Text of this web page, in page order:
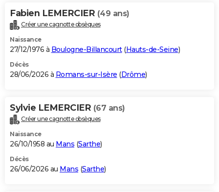
Bricolage
Lifestyle
Culture
Sport
Auto
Television
Voyage
Cinema
Fabien LEMERCIER (49 ans)
Créer une cagnotte obsèques
Naissance
27/12/1976 à Boulogne-Billancourt(Hauts-de-Seine)
Décès
28/06/2026 à Romans-sur-Isère (Drôme)
Sylvie LEMERCIER (67 ans)
Créer une cagnotte obsèques
Naissance
26/10/1958 au Mans (Sarthe)
Décès
26/06/2026 au Mans (Sarthe)